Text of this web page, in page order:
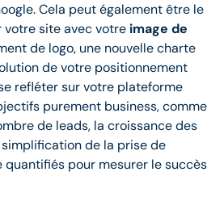
Cela peut également être le
votre site avec votre image de
de logo, une nouvelle charte
de votre positionnement
refléter sur votre plateforme
purement business, comme
de leads, la croissance des
de la prise de
pour mesurer le succès